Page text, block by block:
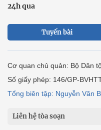
24h qua
Tuyến bài
Cơ quan chủ quản: Bộ Dân
Số giấy phép: 146/GP-
Tổng biên tập: Nguyễn Văn
Liên hệ tòa soạn